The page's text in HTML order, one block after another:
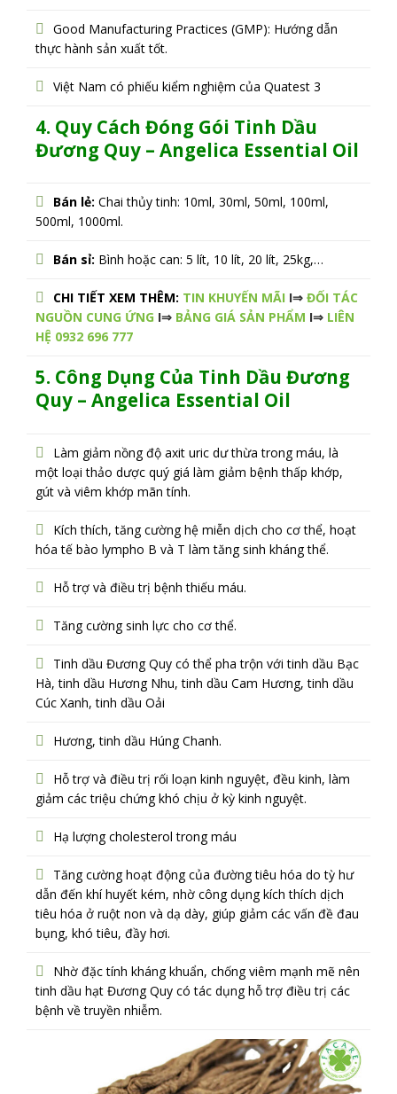
Good Manufacturing Practices (GMP): Hướng dẫn
thực hành sản xuất tốt.
Việt Nam có phiếu kiểm nghiệm của Quatest 3
4. Quy Cách Đóng Gói Tinh Dầu
Đương Quy – Angelica Essential Oil
Bán lẻ: Chai thủy tinh: 10ml, 30ml, 50ml, 100ml,
500ml, 1000ml.
Bán sỉ: Bình hoặc can: 5 lít, 10 lít, 20 lít, 25kg,…
CHI TIẾT XEM THÊM: TIN KHUYẾN MÃI I⇒ ĐỐI TÁC
NGUỒN CUNG ỨNG I⇒ BẢNG GIÁ SẢN PHẨM I⇒ LIÊN
HỆ 0932 696 777
5. Công Dụng Của Tinh Dầu Đương
Quy – Angelica Essential Oil
Làm giảm nồng độ axit uric dư thừa trong máu, là
một loại thảo dược quý giá làm giảm bệnh thấp khớp,
gút và viêm khớp mãn tính.
Kích thích, tăng cường hệ miễn dịch cho cơ thể, hoạt
hóa tế bào lympho B và T làm tăng sinh kháng thể.
Hỗ trợ và điều trị bệnh thiếu máu.
Tăng cường sinh lực cho cơ thể.
Tinh dầu Đương Quy có thể pha trộn với tinh dầu Bạc
Hà, tinh dầu Hương Nhu, tinh dầu Cam Hương, tinh dầu
Cúc Xanh, tinh dầu Oải
Hương, tinh dầu Húng Chanh.
Hỗ trợ và điều trị rối loạn kinh nguyệt, đều kinh, làm
giảm các triệu chứng khó chịu ở kỳ kinh nguyệt.
Hạ lượng cholesterol trong máu
Tăng cường hoạt động của đường tiêu hóa do tỳ hư
dẫn đến khí huyết kém, nhờ công dụng kích thích dịch
tiêu hóa ở ruột non và dạ dày, giúp giảm các vấn đề đau
bụng, khó tiêu, đầy hơi.
Nhờ đặc tính kháng khuẩn, chống viêm mạnh mẽ nên
tinh dầu hạt Đương Quy có tác dụng hỗ trợ điều trị các
bệnh về truyền nhiễm.